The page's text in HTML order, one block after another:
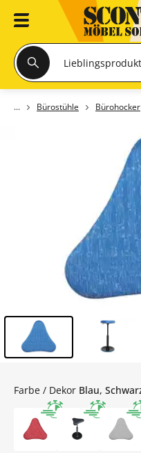
Bürostühle Bürohocker
Farbe / Dekor Blau,